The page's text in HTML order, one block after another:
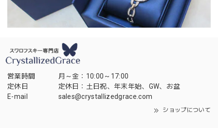
営業時間
月～金：10:00～17:00
定休日
定休日：土日祝、年末年始、GW、お盆
E-mail
sales@crystallizedgrace.com
ショップについて